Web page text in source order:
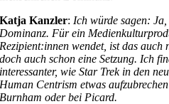
Katja Kanzler: Ich würde sagen:
Dominanz. Für ein
Rezipient:innen wendet, ist das auch
doch auch schon eine Setzung. Ich
interessanter, wie Star Trek in den
Human Centrism etwas
Burnham oder bei Picard.